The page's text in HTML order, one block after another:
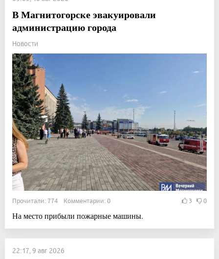
В Магнитогорске эвакуировали
администрацию города
Новости
Прочитали: 774 Комментарии: 0 3 0
На место прибыли пожарные машины.
22:17, 9 авг 2026